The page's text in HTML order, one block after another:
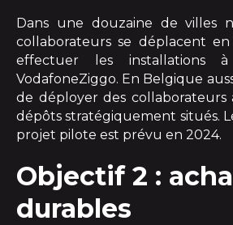
Dans une douzaine de villes
collaborateurs se déplacent
effectuer les installations
VodafoneZiggo. En Belgique
de déployer des collaborateurs
dépôts stratégiquement situés.
projet pilote est prévu en 2024.
Objectif 2 :
durables